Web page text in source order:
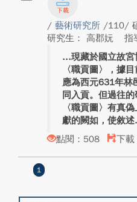
/ 藝術研究所 /110/
研究生： 高郡妧
指
現藏於國立故
〈職貢圖〉，據
應為西元631年林
同入貢。但過往
〈職貢圖〉有真
獻的闕如，使敘
點閱：508
下
1